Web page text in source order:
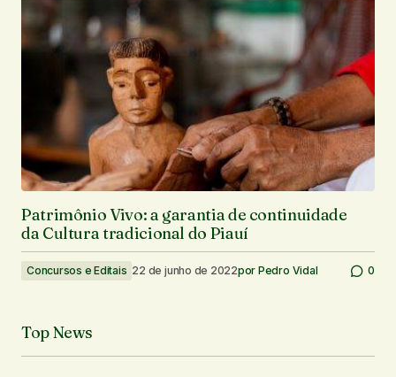
Patrimônio Vivo: a garantia de continuidade
da Cultura tradicional do Piauí
Concursos e Editais 22 de junho de 2022por Pedro Vidal 0
Top News